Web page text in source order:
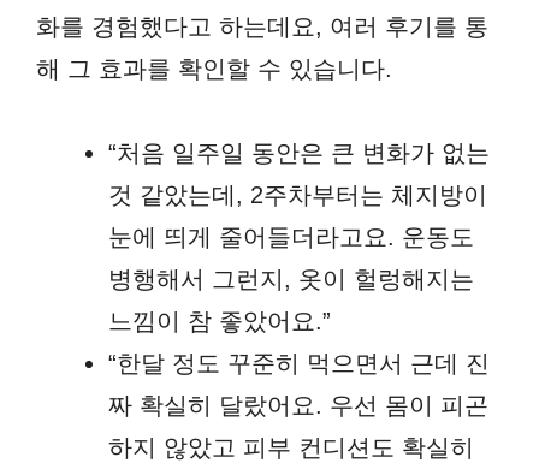
화를 경험했다고 하는데요, 여러 후기를 통
해 그 효과를 확인할 수 있습니다.
“처음 일주일 동안은 큰 변화가 없는
것 같았는데, 2주차부터는 체지방이
눈에 띄게 줄어들더라고요. 운동도
병행해서 그런지, 옷이 헐렁해지는
느낌이 참 좋았어요.”
“한달 정도 꾸준히 먹으면서 근데 진
짜 확실히 달랐어요. 우선 몸이 피곤
하지 않았고 피부 컨디션도 확실히